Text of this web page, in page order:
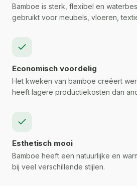
Bamboe is sterk, flexibel en
gebruikt voor meubels, vloeren,
Economisch voordelig
Het kweken van bamboe creëert
heeft lagere productiekosten dan
Esthetisch mooi
Bamboe heeft een natuurlijke en
bij veel verschillende stijlen.